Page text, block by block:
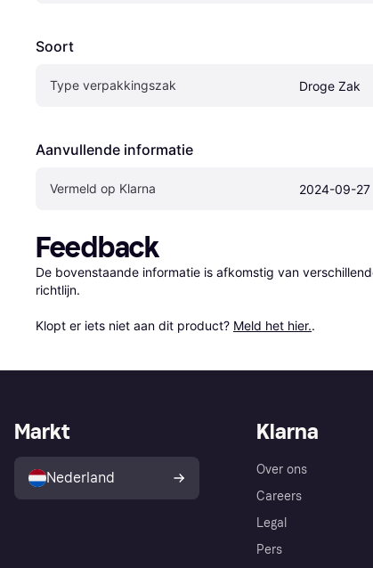
Soort
Type verpakkingszak Droge Zak
Aanvullende informatie
Vermeld op Klarna 2024-09-27
Feedback
De bovenstaande informatie is afkomstig van
richtlijn.
Klopt er iets niet aan dit product? Meld het hier..
Klarna
Over ons
Careers
Legal
Pers
Markt
Nederland